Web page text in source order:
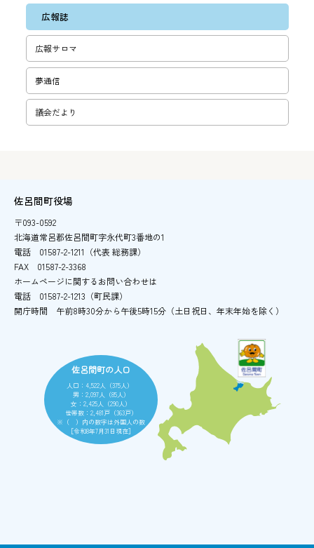
広報誌
広報サロマ
夢通信
議会だより
佐呂間町役場
〒093-0592
北海道常呂郡佐呂間町字永代町3番地の1
電話
01587-2-1211（代表 総務課）
FAX
01587-2-3368
ホームページに関するお問い合わせは
電話
01587-2-1213（町民課）
開庁時間
午前8時30分から午後5時15分 （土日祝日、年末年始を除く）
佐呂間町の人口
人口：4,522人（375人）
男：2,097人（85人）
女：2,425人（290人）
世帯数：2,481戸（363戸）
※（ ）内の数字は外国人の数
［令和8年7月31日現在］